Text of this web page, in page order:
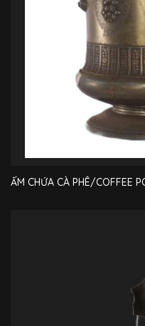
ẤM CHỨA CÀ PHÊ/COFFEE